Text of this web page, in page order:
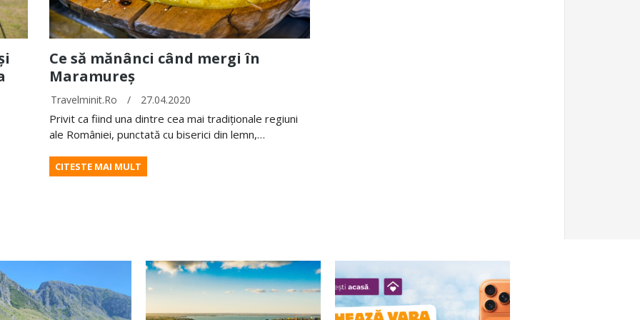
Ce să mănânci când mergi în
Maramureș
Travelminit.ro / 27.04.2020
Privit ca fiind una dintre cea mai tradiționale regiuni
ale României, punctată cu biserici din lemn,…
CITESTE MAI MULT